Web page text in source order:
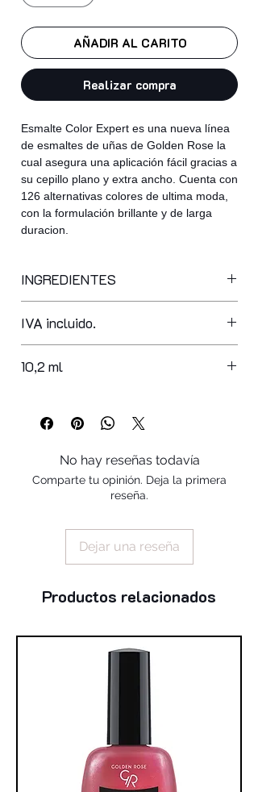
AÑADIR AL CARITO
Realizar compra
Esmalte Color Expert es una nueva línea
de esmaltes de uñas de Golden Rose la
cual asegura una aplicación fácil gracias a
su cepillo plano y extra ancho. Cuenta con
126 alternativas colores de ultima moda,
con la formulación brillante y de larga
duracion.
INGREDIENTES
nitrocellulose, adipic acid/neopentyl
glycol/trimellitic anhydride copolymer,
acetyl tributyl citrate, isopropyl
styrene/acrylates copolymer, n-butyl
alcohol, silica, benzophenone-1,
trimethylpentanediyl dibenzoate,
polyvinyl butyral
IVA incluido.
10,2 ml
No hay reseñas todavía
Comparte tu opinión. Deja la primera
reseña.
Dejar una reseña
Productos relacionados